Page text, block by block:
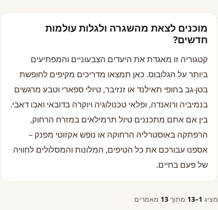
מוכנים לצאת מהשגרה ולגלות עולמות
חדשים?
קטגוריה זו מאגדת את היעדים הצבעוניים והמפתיעים
ביותר על הגלובוס. כאן תמצאו מדריכים מקיפים לחופשת
בטן-גב בחופי תאילנד או זנזיבר, טיולי ספארי וטבע מרגשים
בנמיביה ורואנדה, ופלאי טכנולוגיה ויוקרה בדובאי ואבו דאבי.
בין אם אתם מתכננים טיול תרמילאים במזרח הרחוק,
הרפתקה באוסטרליה הרחוקה או נופש אקזוטי מפנק –
אספנו עבורכם את כל הטיפים, המלונות והמסלולים לחוויה
של פעם בחיים.
מציג 1–13 מתוך 13 מאמרים